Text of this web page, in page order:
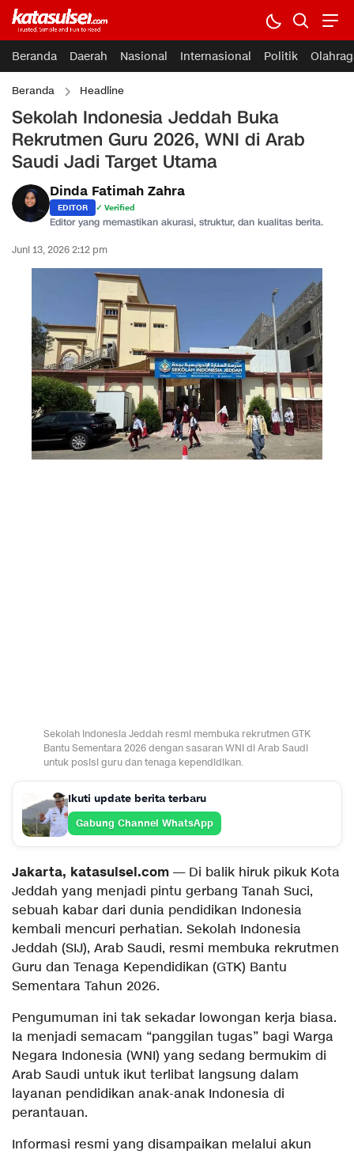
Beranda Daerah Nasional Internasional Politik
Beranda Headline
Sekolah Indonesia Jeddah Buka
Rekrutmen Guru 2026, WNI di Arab
Saudi Jadi Target Utama
Dinda Fatimah Zahra
EDITOR ✓ Verified
Editor yang memastikan akurasi, struktur, dan kualitas berita.
Juni 13, 2026 2:12 pm
Sekolah Indonesia Jeddah resmi membuka rekrutmen GTK
Bantu Sementara 2026 dengan sasaran WNI di Arab Saudi
untuk posisi guru dan tenaga kependidikan.
Ikuti update berita terbaru
Gabung Channel WhatsApp
Jakarta, katasulsel.com — Di balik hiruk pikuk Kota
Jeddah yang menjadi pintu gerbang Tanah Suci,
sebuah kabar dari dunia pendidikan Indonesia
kembali mencuri perhatian. Sekolah Indonesia
Jeddah (SIJ), Arab Saudi, resmi membuka rekrutmen
Guru dan Tenaga Kependidikan (GTK) Bantu
Sementara Tahun 2026.
Pengumuman ini tak sekadar lowongan kerja biasa.
Ia menjadi semacam “panggilan tugas” bagi Warga
Negara Indonesia (WNI) yang sedang bermukim di
Arab Saudi untuk ikut terlibat langsung dalam
layanan pendidikan anak-anak Indonesia di
perantauan.
Informasi resmi yang disampaikan melalui akun